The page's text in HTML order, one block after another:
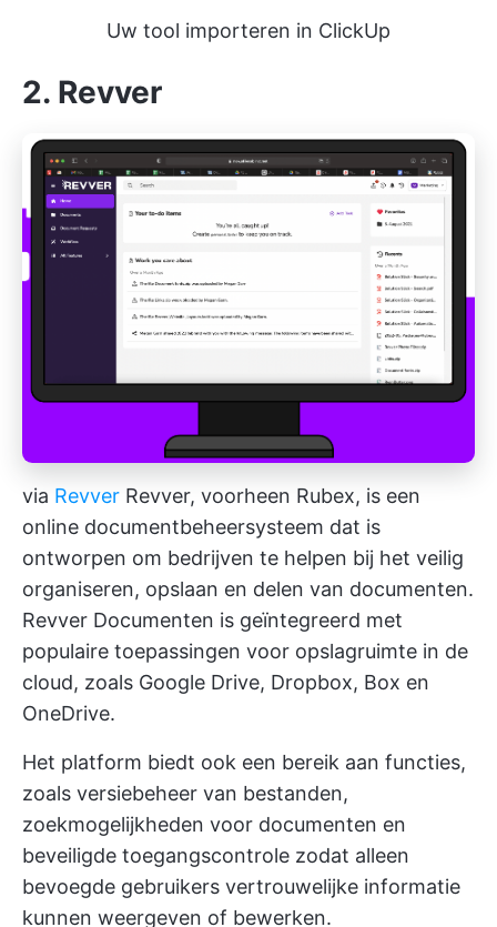
Uw tool importeren in ClickUp
2. Revver
via Revver Revver, voorheen Rubex, is een
online documentbeheersysteem dat is
ontworpen om bedrijven te helpen bij het veilig
organiseren, opslaan en delen van documenten.
Revver Documenten is geïntegreerd met
populaire toepassingen voor opslagruimte in de
cloud, zoals Google Drive, Dropbox, Box en
OneDrive.
Het platform biedt ook een bereik aan functies,
zoals versiebeheer van bestanden,
zoekmogelijkheden voor documenten en
beveiligde toegangscontrole zodat alleen
bevoegde gebruikers vertrouwelijke informatie
kunnen weergeven of bewerken.